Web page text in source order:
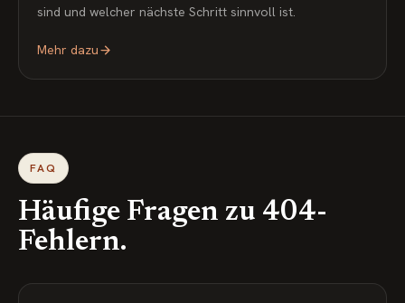
sind und welcher nächste Schritt sinnvoll ist.
Mehr dazu
FAQ
Häufige Fragen zu 404-
Fehlern.